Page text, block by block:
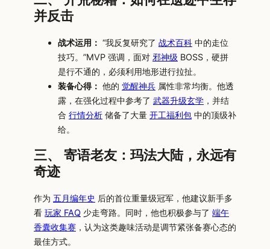
并反击
战术运用： “我反复研究了 战术百科 中的走位
技巧。”MVP 强调，面对 邪神级 BOSS，硬拼
是行不通的，必须利用地形进行拉扯。
装备心得： 他的 觉醒神兵 属性非常均衡。他透
露，在强化过程中参考了 武器升级玄学 ，并结
合 行情分析 储备了大量 开工福利包 中的顶级补
给。
三、 寄语老友：玛法大陆，永远有
奇迹
作为 五月编年史 后的首位重量级冠军，他建议新手多
看 玩家 FAQ 少走弯路。同时，他也积极参与了 端午
香囊收集赛 ，认为这类趣味活动是调节紧张备赛心态的
最佳方式。